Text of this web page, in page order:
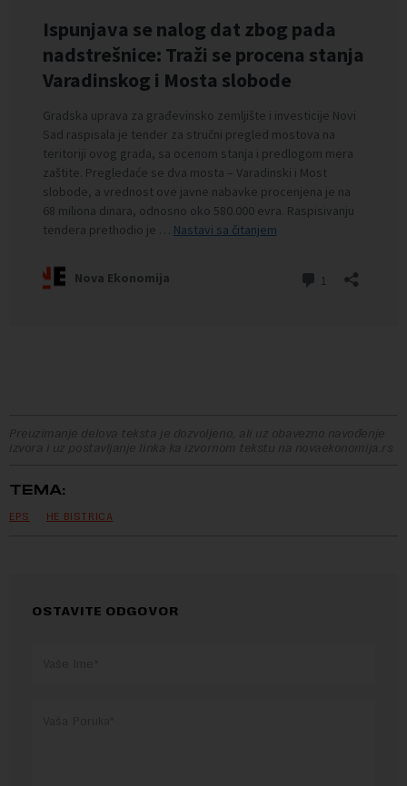
Preuzimanje delova teksta je dozvoljeno, ali uz obavezno navođenje
izvora i uz postavljanje linka ka izvornom tekstu na novaekonomija.rs
TEMA:
EPS HE BISTRICA
OSTAVITE ODGOVOR